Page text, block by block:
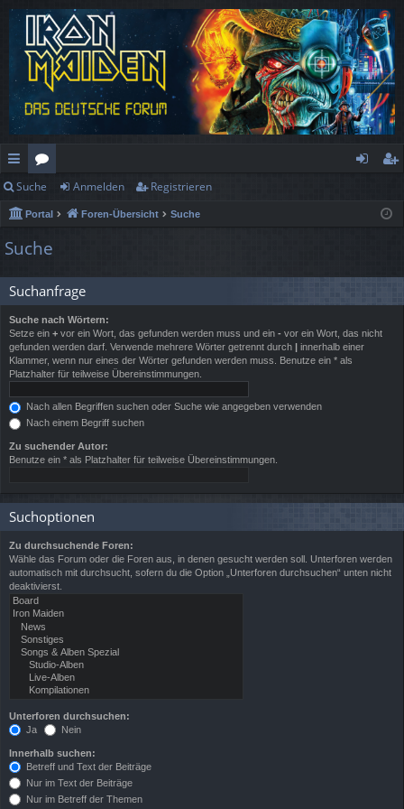
ch
ne
llz
ug
rif
f
or
en
de
n
ist
re
n
Suche Anmelden Registrieren
Portal Foren-Übersicht Suche
Suche
Suchanfrage
Suche nach Wörtern:
Setze ein + vor ein Wort, das gefunden werden muss und ein - vor ein Wort, das nicht
gefunden werden darf. Verwende mehrere Wörter getrennt durch | innerhalb einer
Klammer, wenn nur eines der Wörter gefunden werden muss. Benutze ein * als
Platzhalter für teilweise Übereinstimmungen.
Nach allen Begriffen suchen oder Suche wie angegeben verwenden
Nach einem Begriff suchen
Zu suchender Autor:
Benutze ein * als Platzhalter für teilweise Übereinstimmungen.
Suchoptionen
Zu durchsuchende Foren:
Wähle das Forum oder die Foren aus, in denen gesucht werden soll. Unterforen werden
automatisch mit durchsucht, sofern du die Option „Unterforen durchsuchen“ unten nicht
deaktivierst.
Unterforen durchsuchen:
Ja
Nein
Innerhalb suchen:
Betreff und Text der Beiträge
Nur im Text der Beiträge
Nur im Betreff der Themen